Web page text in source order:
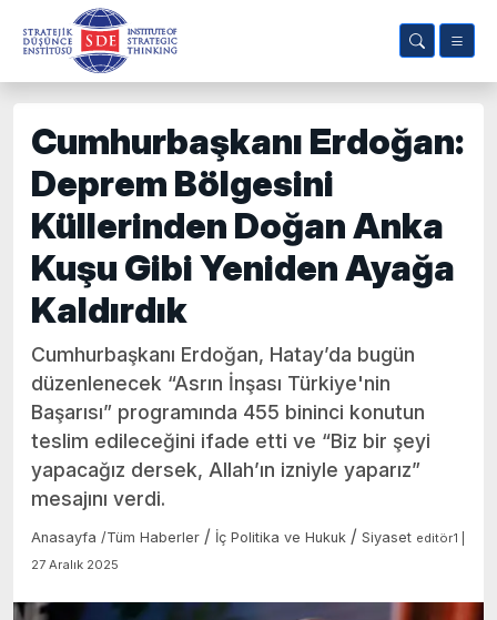
Cumhurbaşkanı Erdoğan:
Deprem Bölgesini
Küllerinden Doğan Anka
Kuşu Gibi Yeniden Ayağa
Kaldırdık
Cumhurbaşkanı Erdoğan, Hatay’da bugün
düzenlenecek “Asrın İnşası Türkiye'nin
Başarısı” programında 455 bininci konutun
teslim edileceğini ifade etti ve “Biz bir şeyi
yapacağız dersek, Allah’ın izniyle yaparız”
mesajını verdi.
Anasayfa /Tüm Haberler / İç Politika ve Hukuk / Siyaset editör1 |
27 Aralık 2025